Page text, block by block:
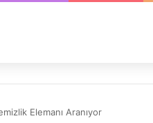
Elemanı Aranıyor